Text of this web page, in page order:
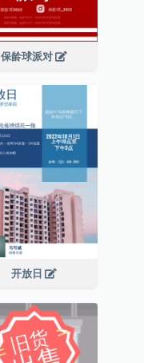
保龄球派对
开放日